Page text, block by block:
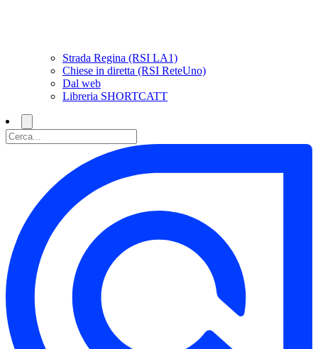
Strada Regina (RSI LA1)
Chiese in diretta (RSI ReteUno)
Dal web
Libreria SHORTCATT